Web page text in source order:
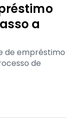
a
de empréstimo
de